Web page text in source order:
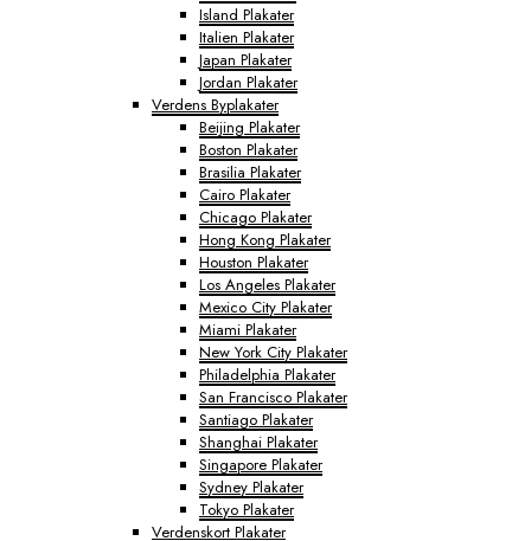
Island Plakater
Italien Plakater
Japan Plakater
Jordan Plakater
Verdens Byplakater
Beijing Plakater
Boston Plakater
Brasilia Plakater
Cairo Plakater
Chicago Plakater
Hong Kong Plakater
Houston Plakater
Los Angeles Plakater
Mexico City Plakater
Miami Plakater
New York City Plakater
Philadelphia Plakater
San Francisco Plakater
Santiago Plakater
Shanghai Plakater
Singapore Plakater
Sydney Plakater
Tokyo Plakater
Verdenskort Plakater